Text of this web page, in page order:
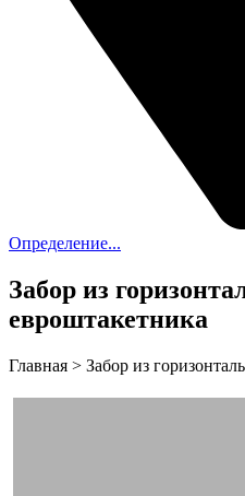
Определение...
Забор из
евроштакетника
Главная > Забор из